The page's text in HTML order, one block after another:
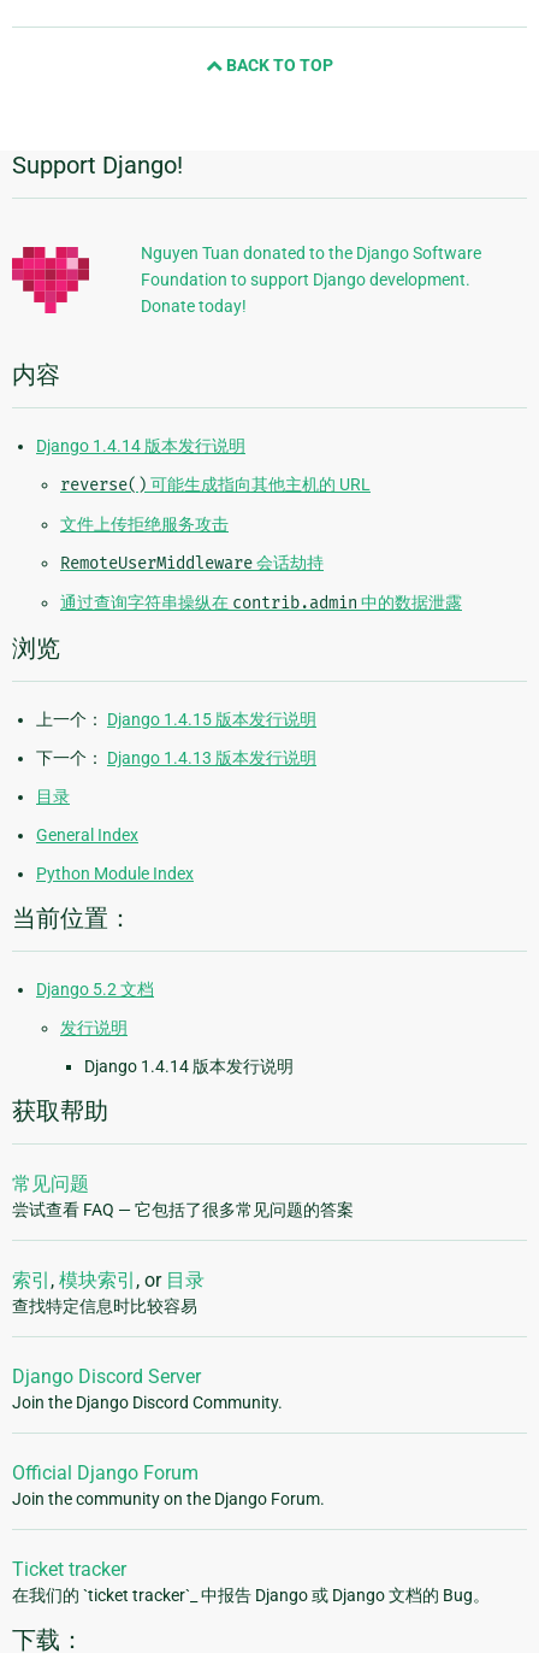
BACK TO TOP
附
加
信
息
Support Django!
Nguyen Tuan donated to the Django Software
Foundation to support Django development.
Donate today!
内容
Django 1.4.14 版本发行说明
reverse() 可能生成指向其他主机的 URL
文件上传拒绝服务攻击
RemoteUserMiddleware会话劫持
通过查询字符串操纵在 contrib.admin 中的数据泄露
浏览
上一个： Django 1.4.15 版本发行说明
下一个： Django 1.4.13 版本发行说明
目录
General Index
Python Module Index
当前位置：
Django 5.2 文档
发行说明
Django 1.4.14 版本发行说明
获取帮助
常见问题
尝试查看 FAQ — 它包括了很多常见问题的答案
索引 , 模块索引 , or 目录
查找特定信息时比较容易
Django Discord Server
Join the Django Discord Community.
Official Django Forum
Join the community on the Django Forum.
Ticket tracker
在我们的 `ticket tracker`_ 中报告 Django 或 Django 文档的 Bug。
下载：